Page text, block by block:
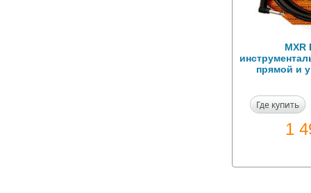
MXR
прямой и
Где купить
1